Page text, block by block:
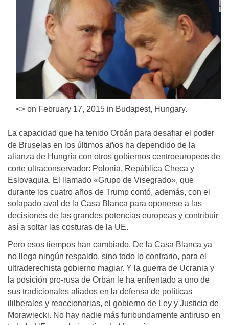
<> on February 17, 2015 in Budapest, Hungary.
La capacidad que ha tenido Orbán para desafiar el poder
de Bruselas en los últimos años ha dependido de la
alianza de Hungría con otros gobiernos centroeuropeos de
corte ultraconservador: Polonia, República Checa y
Eslovaquia. El llamado «Grupo de Visegrado», que
durante los cuatro años de Trump contó, además, con el
solapado aval de la Casa Blanca para oponerse a las
decisiones de las grandes potencias europeas y contribuir
así a soltar las costuras de la UE.
Pero esos tiempos han cambiado. De la Casa Blanca ya
no llega ningún respaldo, sino todo lo contrario, para el
ultraderechista gobierno magiar. Y la guerra de Ucrania y
la posición pro-rusa de Orbán le ha enfrentado a uno de
sus tradicionales aliados en la defensa de políticas
ililberales y reaccionarias, el gobierno de Ley y Justicia de
Morawiecki. No hay nadie más furibundamente antiruso en